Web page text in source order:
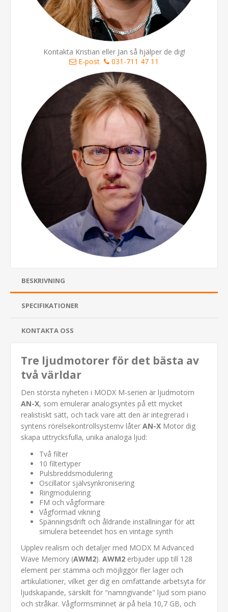
Kontakta Kristian eller Jan så hjälper de dig!
E-post
031-711 47 11
BESKRIVNING
SPECIFIKATIONER
KONTAKTA OSS
Tre ljudmotorer för det bästa av
två världar
Den största nyheten i MODX M-serien är ljudmotorn
AN-X, som emulerar analogsyntes på ett mycket
realistiskt sätt, och tack vare att den är integrerad i
syntens rörelsekontrollsystemv låter AN-X Motor dig
skapa uttrycksfulla, unika analoga ljud:
Två filter
10 filtertyper
Pulsbreddsmodulering
Oscillator självsynkronisering
Ringmodulering
FM och vågformare
Vågformad vikning
Spänningsdrift och åldrande inställningar för att
simulera beteendet hos en vintage synth
Upplev realism och detaljer med MODX M Advanced
Wave Memory (AWM2). AWM2 erbjuder upp till 128
element per stämma och möjliggör fler lager och
artikulationer, vilket ger dig en omfattande arbetsyta för
ljudskapande, särskilt för "namngivande" ljud som piano
och stråkar. Vågformsminnet är på hela 10,7 GB, och